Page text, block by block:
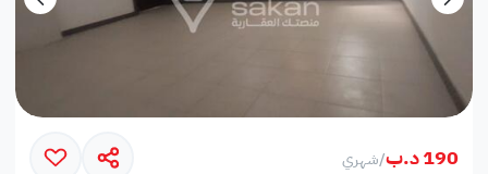
190 د.ب /شهري